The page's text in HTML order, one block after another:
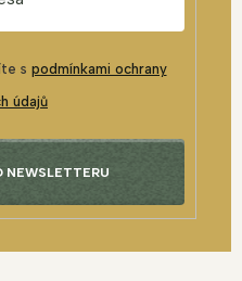
s podmínkami ochrany
údajů
NEWSLETTERU